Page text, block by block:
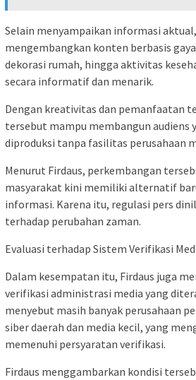
Selain menyampaikan informasi
mengembangkan konten berbasis
dekorasi rumah, hingga aktivitas
secara informatif dan menarik.
Dengan kreativitas dan pemanfaatan
tersebut mampu membangun audiens
diproduksi tanpa fasilitas perusahaan
Menurut Firdaus, perkembangan
masyarakat kini memiliki alternatif
informasi. Karena itu, regulasi pers
terhadap perubahan zaman.
Evaluasi terhadap Sistem Verifikasi
Dalam kesempatan itu, Firdaus juga
verifikasi administrasi media yang
menyebut masih banyak perusahaan
siber daerah dan media kecil, yang
memenuhi persyaratan verifikasi.
Firdaus menggambarkan kondisi